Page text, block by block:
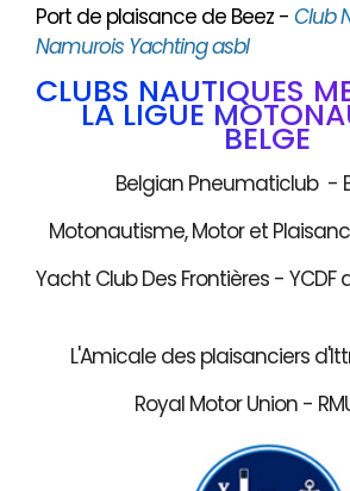
Port de plaisance de Beez - Club
Namurois Yachting asbl
CLUBS NAUTIQUES
LA LIGUE
BELGE
Belgian Pneumaticlub -
Motonautisme, Motor et
Yacht Club Des Frontières
L'Amicale des plaisanciers
Royal Motor Union -